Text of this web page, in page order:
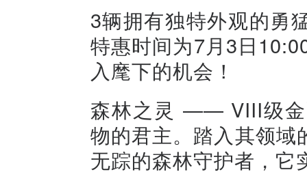
3辆拥有独特外观的勇
特惠时间为7月3日
入麾下的机会！
森林之灵 —— VIII级金
物的君主。踏入其领
无踪的森林守护者，它